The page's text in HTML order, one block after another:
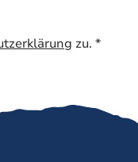
zu. *